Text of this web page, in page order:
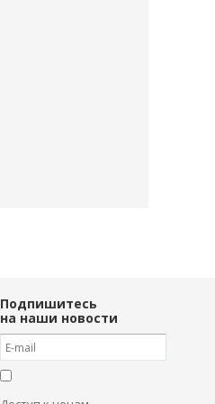
Подпишитесь
на наши новости